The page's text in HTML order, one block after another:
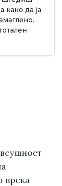
како да ја
врска